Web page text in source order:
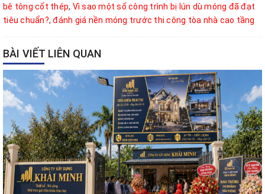
bê tông cốt thép, Vì sao một số công trình bị lún dù móng đã đạt
tiêu chuẩn?,đánh giá nền móng trước thi công tòa nhà cao tầng
BÀI VIẾT LIÊN QUAN